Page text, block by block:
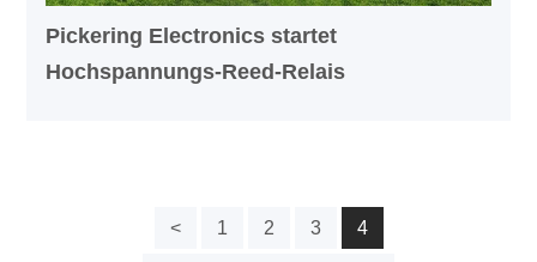
Pickering Electronics startet
Hochspannungs-Reed-Relais
< 1 2 3 4